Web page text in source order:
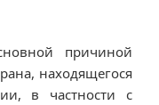
причиной
находящегося
в частности с